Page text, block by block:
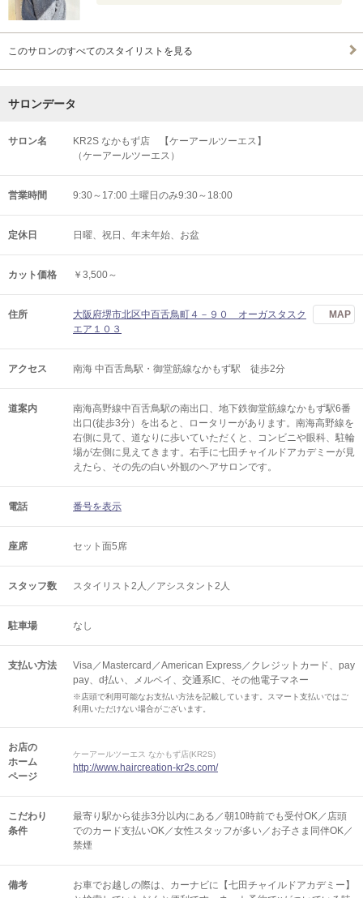
このサロンのすべてのスタイリストを見る
サロンデータ
サロン名
KR2S なかもず店 【ケーアールツーエス】
（ケーアールツーエス）
営業時間 9:30～17:00 土曜日のみ9:30～18:00
定休日 日曜、祝日、年末年始、お盆
カット価格 ￥3,500～
住所
大阪府堺市北区中百舌鳥町４－９０ オーガスタスク
エア１０３
MAP
アクセス 南海 中百舌鳥駅・御堂筋線なかもず駅 徒歩2分
道案内
南海高野線中百舌鳥駅の南出口、地下鉄御堂筋線なかもず駅6番
出口(徒歩3分）を出ると、ロータリーがあります。南海高野線を
右側に見て、道なりに歩いていただくと、コンビニや眼科、駐輪
場が左側に見えてきます。右手に七田チャイルドアカデミーが見
えたら、その先の白い外観のヘアサロンです。
電話 番号を表示
座席 セット面5席
スタッフ数 スタイリスト2人／アシスタント2人
駐車場 なし
支払い方法
Visa／Mastercard／American Express／クレジットカード、pay
pay、d払い、メルペイ、交通系IC、その他電子マネー
※店頭で利用可能なお支払い方法を記載しています。スマート支払いではご
利用いただけない場合がございます。
お店の
ホーム
ページ
ケーアールツーエス なかもず店(KR2S)
http://www.haircreation-kr2s.com/
こだわり
条件
最寄り駅から徒歩3分以内にある／朝10時前でも受付OK／店頭
でのカード支払いOK／女性スタッフが多い／お子さま同伴OK／
禁煙
備考
お車でお越しの際は、カーナビに【七田チャイルドアカデミー】